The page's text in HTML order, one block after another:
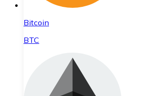
Bitcoin
BTC